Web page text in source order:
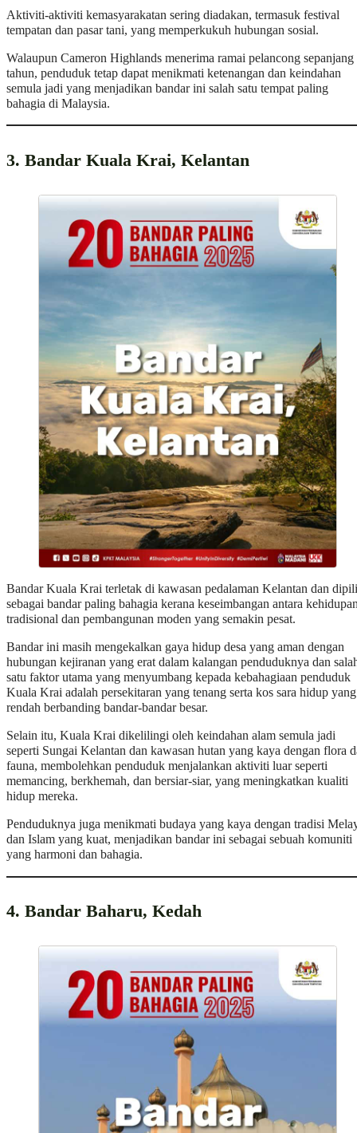
Aktiviti-aktiviti kemasyarakatan sering diadakan, termasuk festival
tempatan dan pasar tani, yang memperkukuh hubungan sosial.
Walaupun Cameron Highlands menerima ramai pelancong sepanjang
tahun, penduduk tetap dapat menikmati ketenangan dan keindahan
semula jadi yang menjadikan bandar ini salah satu tempat paling
bahagia di Malaysia.
3. Bandar Kuala Krai, Kelantan
Bandar Kuala Krai terletak di kawasan pedalaman Kelantan dan
sebagai bandar paling bahagia kerana keseimbangan antara
tradisional dan pembangunan moden yang semakin pesat.
Bandar ini masih mengekalkan gaya hidup desa yang aman dengan
hubungan kejiranan yang erat dalam kalangan penduduknya dan
satu faktor utama yang menyumbang kepada kebahagiaan penduduk
Kuala Krai adalah persekitaran yang tenang serta kos sara hidup yang
rendah berbanding bandar-bandar besar.
Selain itu, Kuala Krai dikelilingi oleh keindahan alam semula jadi
seperti Sungai Kelantan dan kawasan hutan yang kaya dengan flora
fauna, membolehkan penduduk menjalankan aktiviti luar seperti
memancing, berkhemah, dan bersiar-siar, yang meningkatkan kualiti
hidup mereka.
Penduduknya juga menikmati budaya yang kaya dengan tradisi
dan Islam yang kuat, menjadikan bandar ini sebagai sebuah komuniti
yang harmoni dan bahagia.
4. Bandar Baharu, Kedah